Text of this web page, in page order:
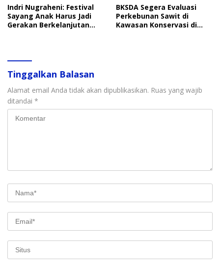
Indri Nugraheni: Festival
Sayang Anak Harus Jadi
Gerakan Berkelanjutan
BKSDA Segera Evaluasi
Perkebunan Sawit di
Kawasan Konservasi di
Tinggalkan Balasan
Alamat email Anda tidak akan dipublikasikan. Ruas yang wajib
ditandai *